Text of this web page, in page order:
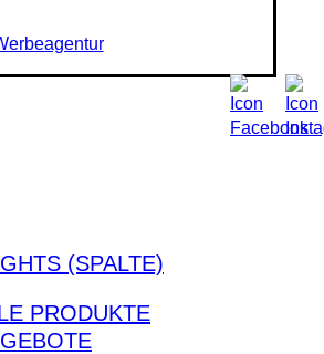
(SPALTE)
PRODUKTE